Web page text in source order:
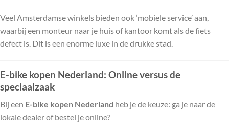
Veel Amsterdamse winkels bieden ook ‘mobiele service’ aan,
waarbij een monteur naar je huis of kantoor komt als de fiets
defect is. Dit is een enorme luxe in de drukke stad.
E-bike kopen Nederland: Online versus de
speciaalzaak
Bij een E-bike kopen Nederland heb je de keuze: ga je naar de
lokale dealer of bestel je online?